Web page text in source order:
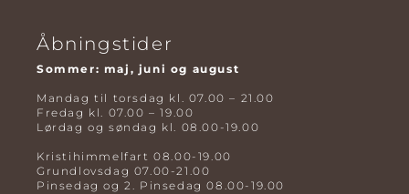
Åbningstider
Sommer: maj, juni og august
Mandag til torsdag kl. 07.00 – 21.00
Fredag kl. 07.00 – 19.00
Lørdag og søndag kl. 08.00-19.00
Kristihimmelfart 08.00-19.00
Grundlovsdag 07.00-21.00
Pinsedag og 2. Pinsedag 08.00-19.00